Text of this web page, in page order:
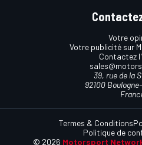
Votre
Votre publicité sur
Contactez
39, rue de la
92100
© 2026 Motorsport
Termes & Conditions
Politique de